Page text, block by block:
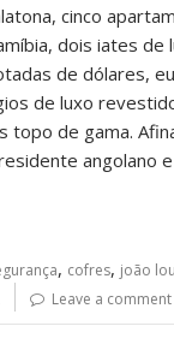
cinco
dois iates de
de dólares,
de luxo
topo de gama.
angolano
, cofres, joão
Leave a comment